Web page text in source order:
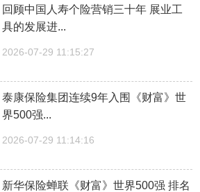
回顾中国人寿个险营销三十年 展业工
具的发展进...
2026-07-29 11:15:27
泰康保险集团连续9年入围《财富》世
界500强...
2026-07-29 11:14:16
新华保险蝉联《财富》世界500强 排名